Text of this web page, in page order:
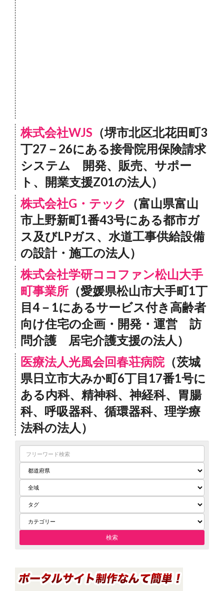
株式会社WJS （堺市北区北花田町3
丁27－26にある接骨院用保険請求
システム 開発、販売、サポー
ト、開業支援Z01の法人）
株式会社G・テック
（富山県富山
市上野新町1番43号にある都市ガ
ス及びLPガス、水道工事供給設備
の設計・施工の法人）
株式会社学研ココファン松山大手
町事業所 （愛媛県松山市大手町1丁
目4－1にあるサービス付き高齢者
向け住宅の企画・開発・運営 訪
問介護 居宅介護支援の法人）
医療法人光風会回春荘病院（茨城
県日立市大みか町6丁目17番1号に
ある内科、精神科、神経科、胃腸
科、呼吸器科、循環器科、理学療
法科の法人）